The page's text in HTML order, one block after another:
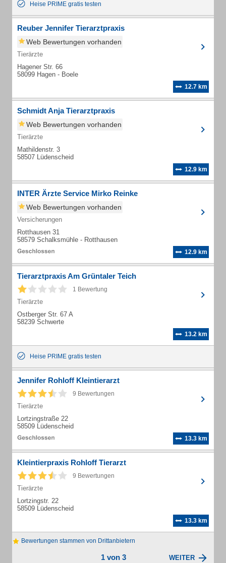
Heise PRIME gratis testen
Reuber Jennifer Tierarztpraxis
Web Bewertungen vorhanden
Tierärzte
Hagener Str. 66
58099 Hagen - Boele
12.7 km
Schmidt Anja Tierarztpraxis
Web Bewertungen vorhanden
Tierärzte
Mathildenstr. 3
58507 Lüdenscheid
12.9 km
INTER Ärzte Service Mirko Reinke
Web Bewertungen vorhanden
Versicherungen
Rotthausen 31
58579 Schalksmühle - Rotthausen
12.9 km
Tierarztpraxis Am Grüntaler Teich
1 Bewertung
Tierärzte
Ostberger Str. 67 A
58239 Schwerte
13.2 km
Heise PRIME gratis testen
Jennifer Rohloff Kleintierarzt
9 Bewertungen
Tierärzte
Lortzingstraße 22
58509 Lüdenscheid
13.3 km
Kleintierpraxis Rohloff Tierarzt
9 Bewertungen
Tierärzte
Lortzingstr. 22
58509 Lüdenscheid
13.3 km
Bewertungen stammen von Drittanbietern
1 von 3 WEITER